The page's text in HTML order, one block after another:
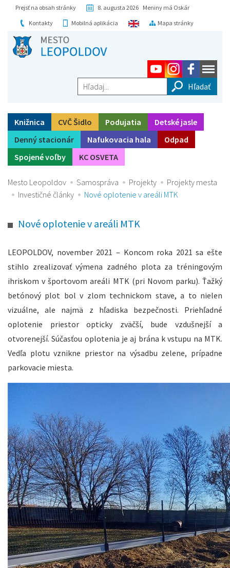
Prejsť na obsah stránky
8. augusta 2026 Meniny má Oskár
Kontakty
Mobilná aplikácia Mapa stránky
Hľadaj...
Knižnica CVČ Šidlo Podujatia
Detské jasle
Denný stacionár
Nafukovacia hala
Odpad
Spojené voľby
KC OSVETA
Mesto Leopoldov Samospráva Projekty
Projekty mesta
Investičné články
Nové oplotenie v areáli MTK
Nové oplotenie v areáli MTK
LEOPOLDOV, november 2021 – Koncom roka 2021 sa ešte
stihlo zrealizovať výmena zadného plota za tréningovým
ihriskom v športovom areáli MTK (pri Novom parku). Ťažký
betónový plot bol v zlom technickom stave, a to nielen
vizuálne, ale najmä z hľadiska bezpečnosti. Priehľadné
oplotenie priestor opticky zväčší, bude vzdušnejší a
otvorenejší. Súčasťou oplotenia je aj brána k vstupu na MTK.
Vedľa plotu vznikne priestor na výsadbu zelene, prípadne
parkovacie miesta.